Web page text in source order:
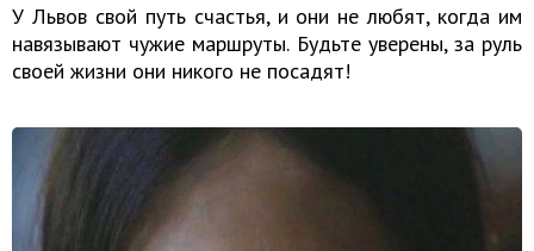
У Львов свой путь счастья, и они не любят, когда им
навязывают чужие маршруты. Будьте уверены, за руль
своей жизни они никого не посадят!